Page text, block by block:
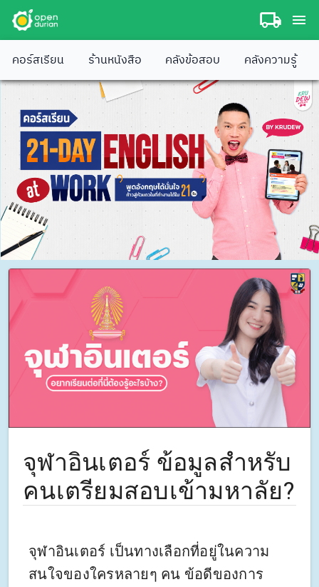
คอร์สเรียน ร้านหนังสือ คลังข้อสอบ คลังความรู้
จุฬาอินเตอร์ ข้อมูลสำหรับ
คนเตรียมสอบเข้ามหาลัย?
จุฬาอินเตอร์ เป็นทางเลือกที่อยู่ในความ
สนใจของใครหลายๆ คน ข้อดีของการ